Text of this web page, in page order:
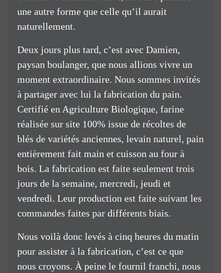
une autre forme que celle qu’il aurait
naturellement.
Deux jours plus tard, c’est avec Damien,
paysan boulanger, que nous allions vivre un
moment extraordinaire. Nous sommes invités
à partager avec lui la fabrication du pain.
Certifié en Agriculture Biologique, farine
réalisée sur site 100% issue de récoltes de
blés de variétés anciennes, levain naturel, pain
entièrement fait main et cuisson au four à
bois. La fabrication est faite seulement trois
jours de la semaine, mercredi, jeudi et
vendredi. Leur production est faite suivant les
commandes faites par différents biais.
Nous voilà donc levés à cinq heures du matin
pour assister à la fabrication, c’est ce que
nous croyons. À peine le fournil franchi, nous